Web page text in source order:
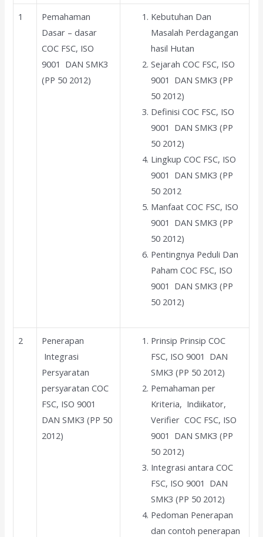
1
Pemahaman
Dasar – dasar
COC FSC, ISO
9001 DAN SMK3
(PP 50 2012)
Kebutuhan Dan
Masalah Perdagangan
hasil Hutan
Sejarah COC FSC, ISO
9001 DAN SMK3 (PP
50 2012)
Definisi COC FSC, ISO
9001 DAN SMK3 (PP
50 2012)
Lingkup COC FSC, ISO
9001 DAN SMK3 (PP
50 2012
Manfaat COC FSC, ISO
9001 DAN SMK3 (PP
50 2012)
Pentingnya Peduli Dan
Paham COC FSC, ISO
9001 DAN SMK3 (PP
50 2012)
2
Penerapan
Integrasi
Persyaratan
persyaratan COC
FSC, ISO 9001
DAN SMK3 (PP 50
2012)
Prinsip Prinsip COC
FSC, ISO 9001 DAN
SMK3 (PP 50 2012)
Pemahaman per
Kriteria, Indiikator,
Verifier COC FSC, ISO
9001 DAN SMK3 (PP
50 2012)
Integrasi antara COC
FSC, ISO 9001 DAN
SMK3 (PP 50 2012)
Pedoman Penerapan
dan contoh penerapan